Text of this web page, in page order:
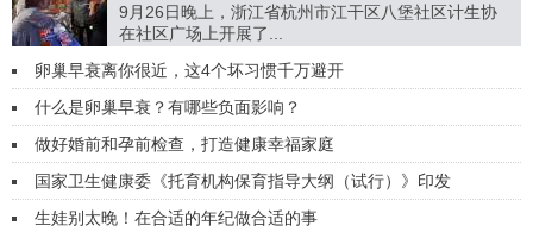
9月26日晚上，浙江省杭州市江干区八堡社区计生协
在社区广场上开展了...
卵巢早衰离你很近，这4个坏习惯千万避开
什么是卵巢早衰？有哪些负面影响？
做好婚前和孕前检查，打造健康幸福家庭
国家卫生健康委《托育机构保育指导大纲（试行）》印发
生娃别太晚！在合适的年纪做合适的事